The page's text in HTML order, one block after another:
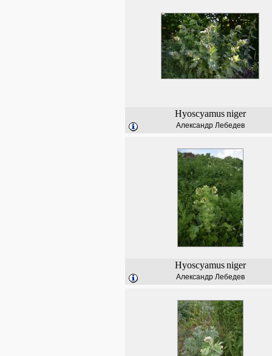
Hyoscyamus niger
Александр Лебедев
Hyoscyamus niger
Александр Лебедев